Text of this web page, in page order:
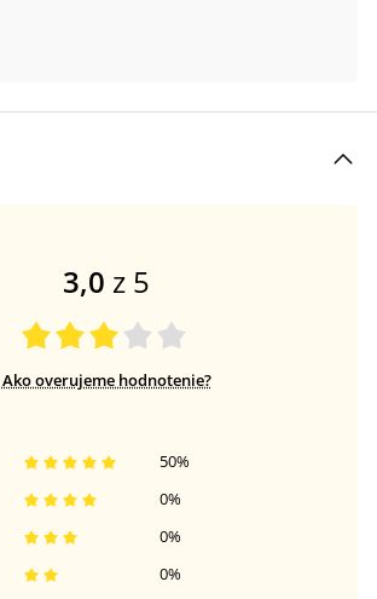
3,0 z 5
Ako overujeme hodnotenie?
0%
0%
0%
50%